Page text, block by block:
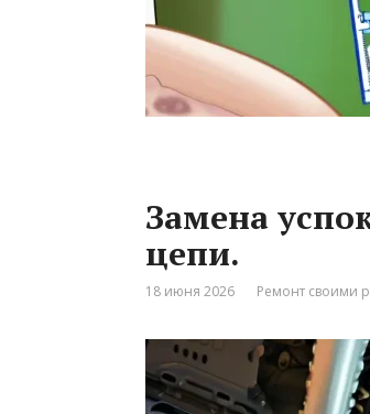
Замена
цепи.
18 июня 2026 Ремонт своими